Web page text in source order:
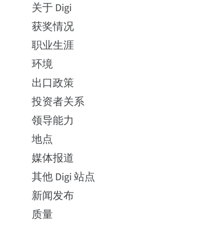
关于 Digi
获奖情况
职业生涯
环境
出口政策
投资者关系
领导能力
地点
媒体报道
其他 Digi 站点
新闻发布
质量